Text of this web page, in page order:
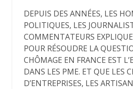
DEPUIS DES ANNÉES, LES
POLITIQUES, LES
COMMENTATEURS
POUR RÉSOUDRE LA
CHÔMAGE EN FRANCE EST
DANS LES PME. ET QUE LES
D’ENTREPRISES, LES